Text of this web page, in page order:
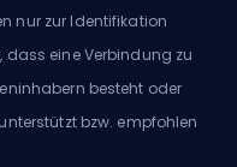
nur zur Identifikation
eine Verbindung zu
besteht oder
bzw. empfohlen